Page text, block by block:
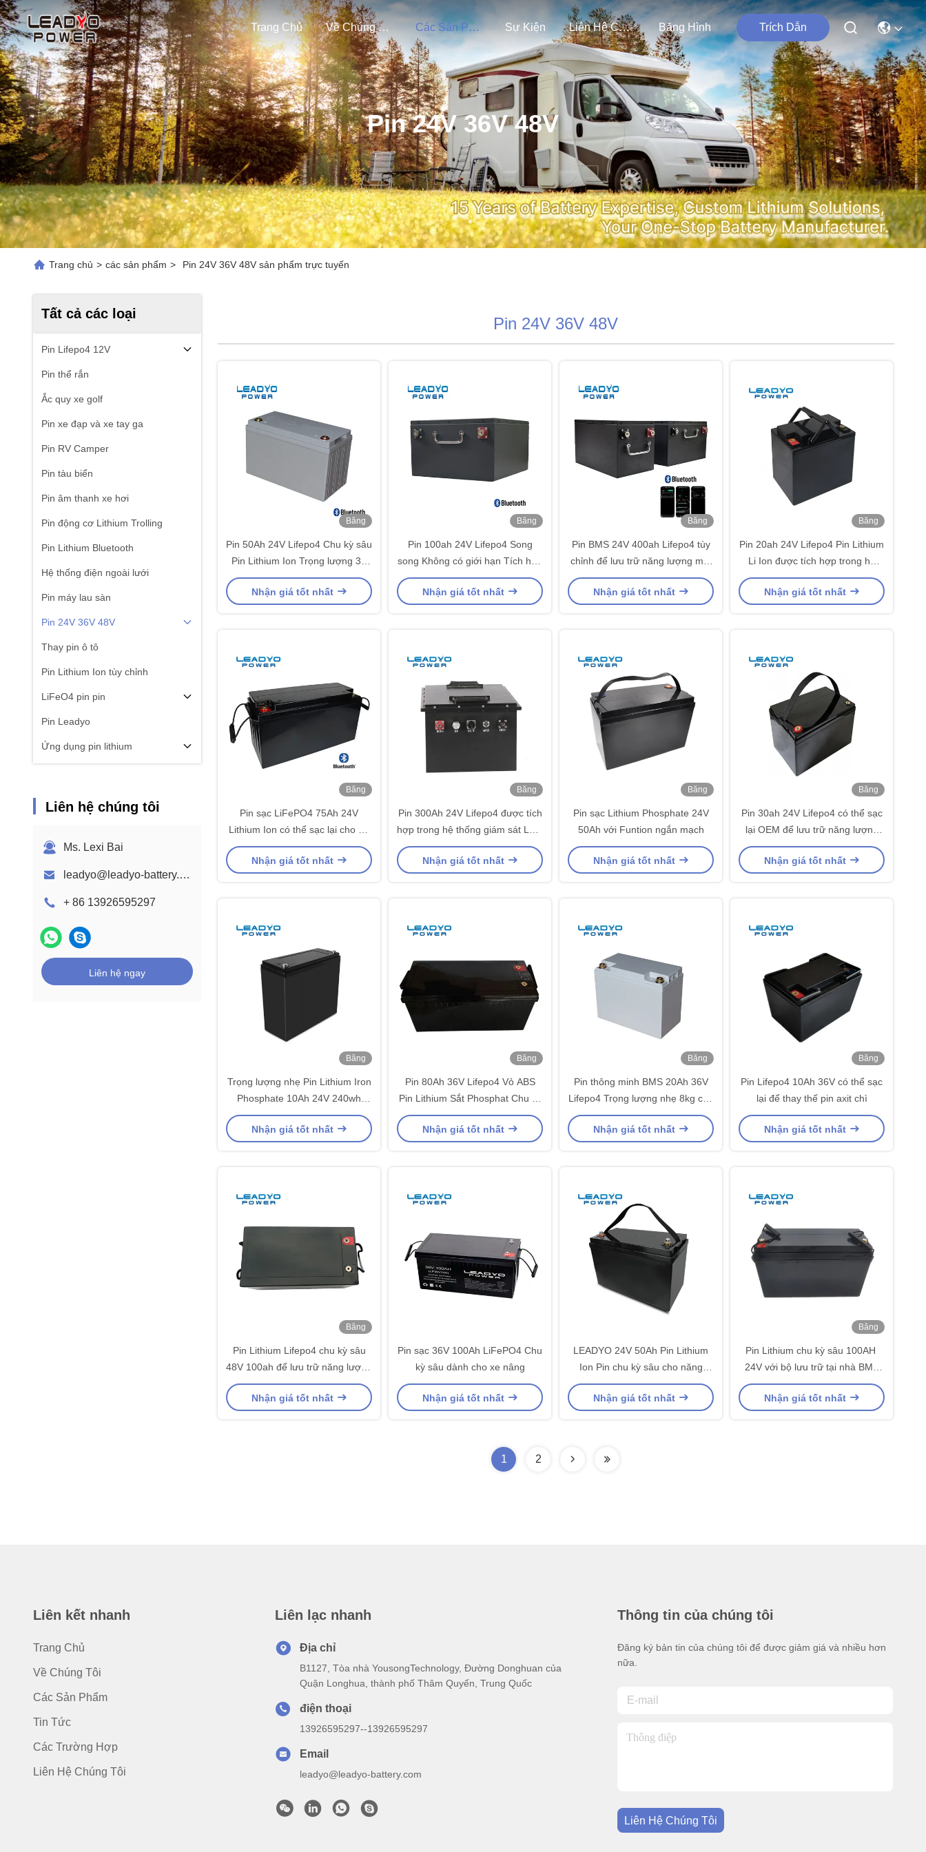
Trang Chủ Về Chúng Tôi Các Sản Phẩm Sự Kiện Liên Hệ Chúng Tôi Băng Hình Trích Dẫn
Pin 24V 36V 48V
Trang chủ > các sản phẩm > Pin 24V 36V 48V sản phẩm trực tuyến
Tất cả các loại
Pin Lifepo4 12V
Pin thể rắn
Ắc quy xe golf
Pin xe đạp và xe tay ga
Pin RV Camper
Pin tàu biển
Pin âm thanh xe hơi
Pin động cơ Lithium Trolling
Pin Lithium Bluetooth
Hệ thống điện ngoài lưới
Pin máy lau sàn
Pin 24V 36V 48V
Thay pin ô tô
Pin Lithium Ion tùy chỉnh
LiFeO4 pin pin
Pin Leadyo
Ứng dụng pin lithium
Liên hệ chúng tôi
Ms. Lexi Bai
leadyo@leadyo-battery.com
+ 86 13926595297
Liên hệ ngay
Pin 24V 36V 48V
Băng
Pin 50Ah 24V Lifepo4 Chu kỳ sâu
Pin Lithium Ion Trọng lượng 31
Lbs
Nhận giá tốt nhất
Băng
Pin 100ah 24V Lifepo4 Song
song Không có giới hạn Tích hợp
tản nhiệt cho RV
Nhận giá tốt nhất
Băng
Pin BMS 24V 400ah Lifepo4 tùy
chỉnh để lưu trữ năng lượng mặt
trời 5000 lần chu kỳ
Nhận giá tốt nhất
Băng
Pin 20ah 24V Lifepo4 Pin Lithium
Li Ion được tích hợp trong hệ
thống quản lý pin
Nhận giá tốt nhất
Băng
Pin sạc LiFePO4 75Ah 24V
Lithium Ion có thể sạc lại cho hệ
thống pin năng lượng mặt trời
Nhận giá tốt nhất
Băng
Pin 300Ah 24V Lifepo4 được tích
hợp trong hệ thống giám sát LCD
cho ứng dụng năng lượng mặt
trời
Nhận giá tốt nhất
Băng
Pin sạc Lithium Phosphate 24V
50Ah với Funtion ngắn mạch
Nhận giá tốt nhất
Băng
Pin 30ah 24V Lifepo4 có thể sạc
lại OEM để lưu trữ năng lượng
gió mặt trời
Nhận giá tốt nhất
Băng
Trọng lượng nhẹ Pin Lithium Iron
Phosphate 10Ah 24V 240wh
IP66 Vỏ ABS 2,5kg
Nhận giá tốt nhất
Băng
Pin 80Ah 36V Lifepo4 Vỏ ABS
Pin Lithium Sắt Phosphat Chu kỳ
sâu
Nhận giá tốt nhất
Băng
Pin thông minh BMS 20Ah 36V
Lifepo4 Trọng lượng nhẹ 8kg cho
thiết bị điện tử
Nhận giá tốt nhất
Băng
Pin Lifepo4 10Ah 36V có thể sạc
lại để thay thế pin axit chì
Nhận giá tốt nhất
Băng
Pin Lithium Lifepo4 chu kỳ sâu
48V 100ah để lưu trữ năng lượng
mặt trời tại nhà
Nhận giá tốt nhất
Pin sạc 36V 100Ah LiFePO4 Chu
kỳ sâu dành cho xe nâng
Nhận giá tốt nhất
LEADYO 24V 50Ah Pin Lithium
Ion Pin chu kỳ sâu cho năng
lượng mặt trời
Nhận giá tốt nhất
Băng
Pin Lithium chu kỳ sâu 100AH ​​
24V với bộ lưu trữ tại nhà BMS
LiFePO4
Nhận giá tốt nhất
1 2
Liên kết nhanh
Trang Chủ
Về Chúng Tôi
Các Sản Phẩm
Tin Tức
Các Trường Hợp
Liên Hệ Chúng Tôi
Liên lạc nhanh
Địa chỉ
B1127, Tòa nhà YousongTechnology, Đường Donghuan của
Quận Longhua, thành phố Thâm Quyến, Trung Quốc
điện thoại
13926595297--13926595297
Email
leadyo@leadyo-battery.com
Thông tin của chúng tôi
Đăng ký bản tin của chúng tôi để được giảm giá và nhiều hơn
nữa.
Liên Hệ Chúng Tôi